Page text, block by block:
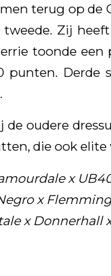
terug op de
tweede. Zij
toonde
punten. Derde
de oudere
die ook elite
x
x
x Donnerhall